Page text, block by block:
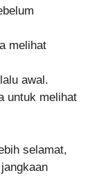
melihat
awal.
untuk melihat
selamat,